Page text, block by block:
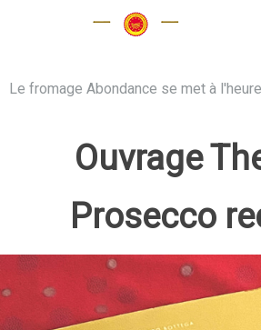
Le fromage Abondance se met à
Ouvrage
Prosecco